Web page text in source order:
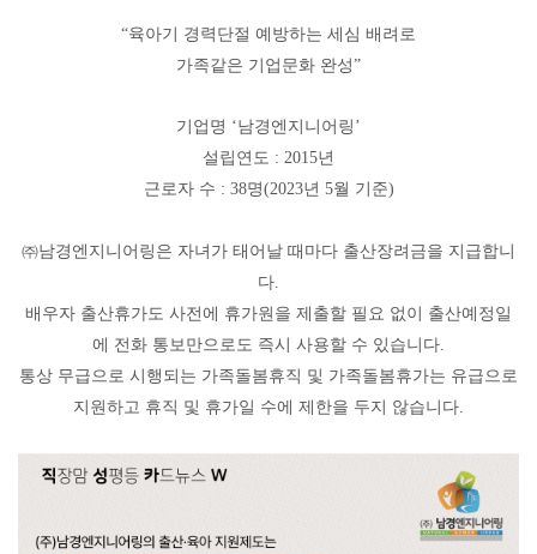
“육아기 경력단절 예방하는 세심 배려로
가족같은 기업문화 완성”
기업명 ‘남경엔지니어링 ’
설립연도 : 2015년
근로자 수 : 38명(2023년 5월 기준)
㈜남경엔지니어링은 자녀가 태어날 때마다 출산장려금을 지급합니
다.
배우자 출산휴가도 사전에 휴가원을 제출할 필요 없이 출산예정일
에 전화 통보만으로도 즉시 사용할 수 있습니다.
통상 무급으로 시행되는 가족돌봄휴직 및 가족돌봄휴가는 유급으로
지원하고 휴직 및 휴가일 수에 제한을 두지 않습니다.